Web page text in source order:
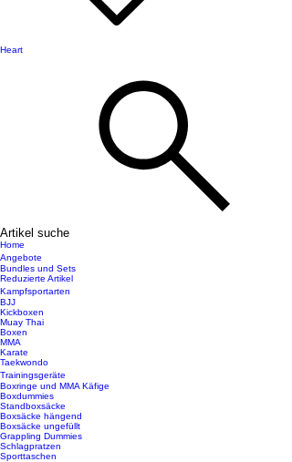
Heart
Artikel suche
Home
Angebote
Bundles und Sets
Reduzierte Artikel
Kampfsportarten
BJJ
Kickboxen
Muay Thai
Boxen
MMA
Karate
Taekwondo
Trainingsgeräte
Boxringe und MMA Käfige
Boxdummies
Standboxsäcke
Boxsäcke hängend
Boxsäcke ungefüllt
Grappling Dummies
Schlagpratzen
Sporttaschen